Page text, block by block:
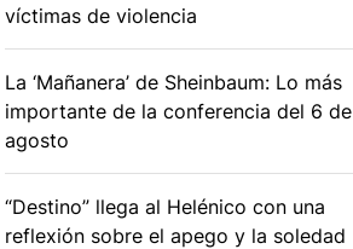
víctimas de violencia
La ‘Mañanera’ de Sheinbaum: Lo más
importante de la conferencia del 6 de
agosto
“Destino” llega al Helénico con una
reflexión sobre el apego y la soledad